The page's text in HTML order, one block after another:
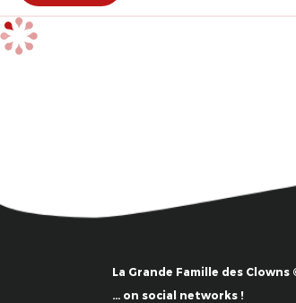
La Grande Famille des Clowns
… on social networks !